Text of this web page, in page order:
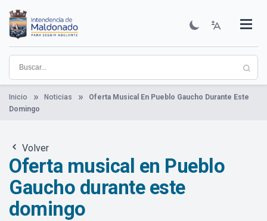
contenido
principal
Institucional
Municipios
Descubre Maldonado
Comunicación
Servicios
Guía De Trámites
Ver Noticias
Inicio Noticias
Oferta Musical En Pueblo Gaucho Durante Este
Domingo
Volver
Oferta musical en Pueblo
Gaucho durante este
domingo